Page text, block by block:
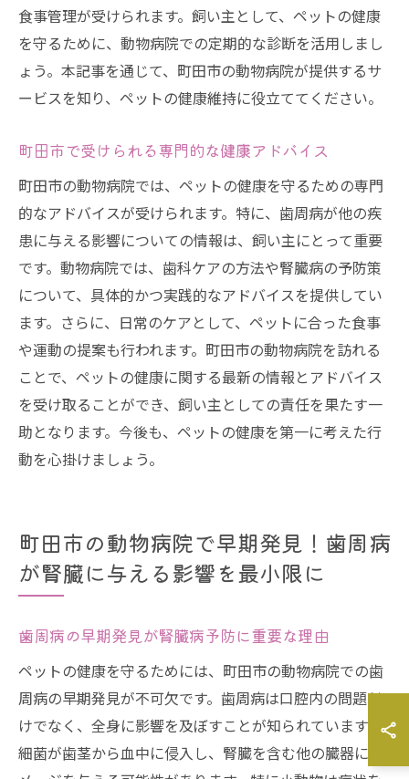
食事管理が受けられます。飼い主として、ペットの健康
を守るために、動物病院での定期的な診断を活用しまし
ょう。本記事を通じて、町田市の動物病院が提供するサ
ービスを知り、ペットの健康維持に役立ててください。
町田市で受けられる専門的な健康アドバイス
町田市の動物病院では、ペットの健康を守るための専門
的なアドバイスが受けられます。特に、歯周病が他の疾
患に与える影響についての情報は、飼い主にとって重要
です。動物病院では、歯科ケアの方法や腎臓病の予防策
について、具体的かつ実践的なアドバイスを提供してい
ます。さらに、日常のケアとして、ペットに合った食事
や運動の提案も行われます。町田市の動物病院を訪れる
ことで、ペットの健康に関する最新の情報とアドバイス
を受け取ることができ、飼い主としての責任を果たす一
助となります。今後も、ペットの健康を第一に考えた行
動を心掛けましょう。
町田市の動物病院で早期発見！歯周病
が腎臓に与える影響を最小限に
歯周病の早期発見が腎臓病予防に重要な理由
ペットの健康を守るためには、町田市の動物病院での歯
周病の早期発見が不可欠です。歯周病は口腔内の問題だ
けでなく、全身に影響を及ぼすことが知られています。
細菌が歯茎から血中に侵入し、腎臓を含む他の臓器にダ